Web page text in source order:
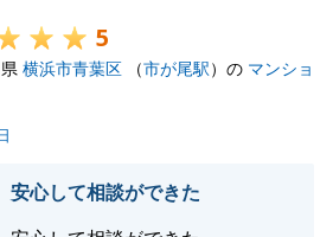
5
横浜市青葉区 （市が尾駅）の マンショ
安心して相談ができた